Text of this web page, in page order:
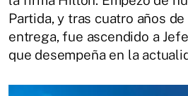
Partida, y tras cuatro años
entrega, fue ascendido a
que desempeña en la